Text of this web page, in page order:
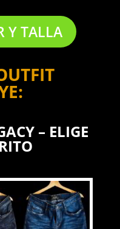
Y TALLA
– ELIGE